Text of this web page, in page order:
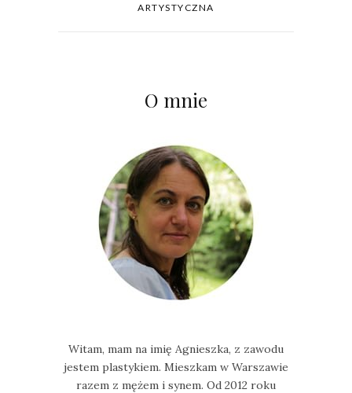
ARTYSTYCZNA
O mnie
Witam, mam na imię Agnieszka, z zawodu
jestem plastykiem. Mieszkam w Warszawie
razem z mężem i synem. Od 2012 roku